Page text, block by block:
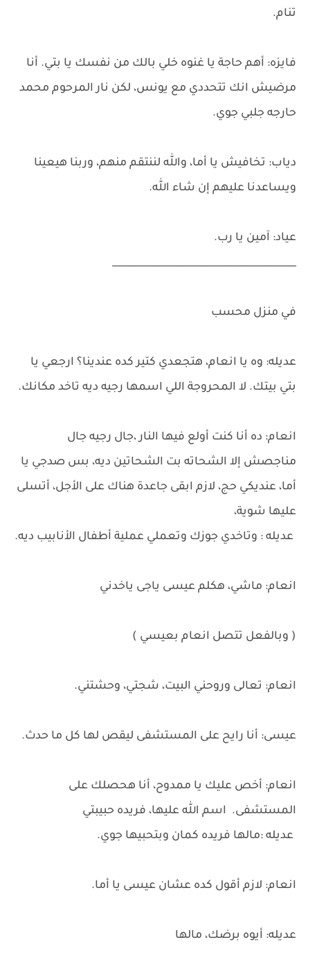
تنام.
فايزه: أهم حاجة يا غنوه خلي بالك من نفسك يا بتي. أنا
مرضيش انك تتحددي مع يونس، لكن نار المرحوم محمد
حارجه جلبي جوي.
دياب: تخافيش يا أما، والله لننتقم منهم، وربنا هيعينا
ويساعدنا عليهم إن شاء الله.
عياد: آمين يا رب.
______________________________________
في منزل محسب
عديله: وه يا انعام، هتجعدي كتير كده عندينا؟ ارجعي يا
بتي بيتك. لا المحروجة اللي اسمها رجيه ديه تاخد مكانك.
انعام: ده أنا كنت أولع فيها النار ،جال رجيه جال
مناجصش إلا الشحاته بت الشحاتين ديه، بس صدجي يا
أما، عنديكي حج، لازم ابقى جاعدة هناك على الأجل، أتسلى
عليها شوية،
عديله : وتاخدي جوزك وتعملي عملية أطفال الأنابيب ديه.
انعام: ماشي، هكلم عيسى ياجى ياخدني
( وبالفعل تتصل انعام بعيسي )
انعام: تعالى وروحني البيت، شجتي، وحشتني.
عيسى: أنا رايح على المستشفى ليقص لها كل ما حدث.
انعام: أخص عليك يا ممدوح، أنا هحصلك على
المستشفى. اسم الله عليها، فريده حبيبتي
عديله :مالها فريده كمان وبتحبيها جوي.
انعام: لازم أقول كده عشان عيسى يا أما.
عديله: أيوه برضك، مالها